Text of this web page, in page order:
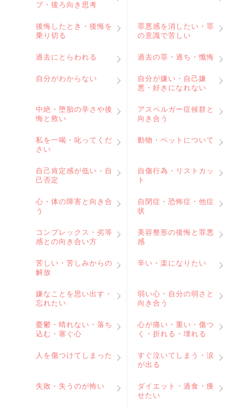
ブ・後ろ向き思考
後悔したとき・後悔を
乗り切る
罪悪感を消したい・罪
の意識で苦しい
過去にとらわれる 過去の罪・過ち・懺悔
自分がわからない
自分が嫌い・自己嫌
悪・好きになれない
中絶・堕胎の辛さや後
悔と救い
アスペルガー症候群と
向き合う
私を一喝・叱ってくだ
さい
動物・ペットについて
自己肯定感が低い・自
己否定
自傷行為・リストカッ
ト
心・体の障害と向き合
う
自閉症・恐怖症・他症
状
コンプレックス・劣等
感との向き合い方
美容整形の後悔と罪悪
感
苦しい・苦しみからの
解放
辛い・楽になりたい
嫌なことを思い出す・
忘れたい
弱い心・自分の弱さと
向き合う
憂鬱・晴れない・落ち
込む・塞ぐ心
心が痛い・重い・傷つ
く・折れる・壊れる
人を傷つけてしまった
すぐ泣いてしまう・涙
が出る
失敗・失うのが怖い
ダイエット・過食・痩
せたい